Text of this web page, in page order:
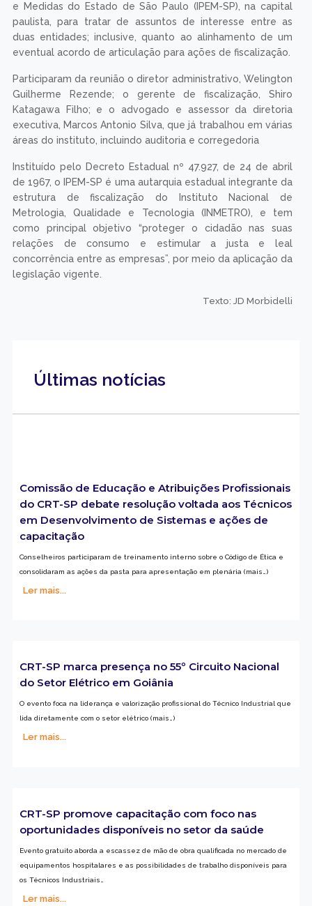
e Medidas do Estado de São Paulo (IPEM-SP), na capital
paulista, para tratar de assuntos de interesse entre as
duas entidades; inclusive, quanto ao alinhamento de um
eventual acordo de articulação para ações de fiscalização.
Participaram da reunião o diretor administrativo, Welington
Guilherme Rezende; o gerente de fiscalização, Shiro
Katagawa Filho; e o advogado e assessor da diretoria
executiva, Marcos Antonio Silva, que já trabalhou em várias
áreas do instituto, incluindo auditoria e corregedoria
Instituído pelo Decreto Estadual nº 47.927, de 24 de abril
de 1967, o IPEM-SP é uma autarquia estadual integrante da
estrutura de fiscalização do Instituto Nacional de
Metrologia, Qualidade e Tecnologia (INMETRO), e tem
como principal objetivo “proteger o cidadão nas suas
relações de consumo e estimular a justa e leal
concorrência entre as empresas”, por meio da aplicação da
legislação vigente.
Texto: JD Morbidelli
Últimas notícias
Comissão de Educação e Atribuições Profissionais
do CRT-SP debate resolução voltada aos Técnicos
em Desenvolvimento de Sistemas e ações de
capacitação
Conselheiros participaram de treinamento interno sobre o Código de Ética e
consolidaram as ações da pasta para apresentação em plenária (mais…)
Ler mais...
CRT-SP marca presença no 55º Circuito Nacional
do Setor Elétrico em Goiânia
O evento foca na liderança e valorização profissional do Técnico Industrial que
lida diretamente com o setor elétrico (mais…)
Ler mais...
CRT-SP promove capacitação com foco nas
oportunidades disponíveis no setor da saúde
Evento gratuito aborda a escassez de mão de obra qualificada no mercado de
equipamentos hospitalares e as possibilidades de trabalho disponíveis para
os Técnicos Industriais…
Ler mais...